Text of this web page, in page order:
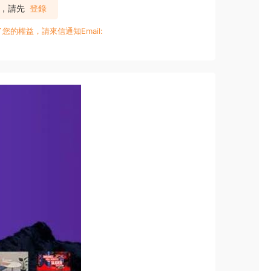
請先 登錄
的權益，請來信通知Email: